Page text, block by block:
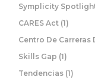
Symplicity
CARES Act (1)
Centro De Carreras
Skills Gap (1)
Tendencias (1)